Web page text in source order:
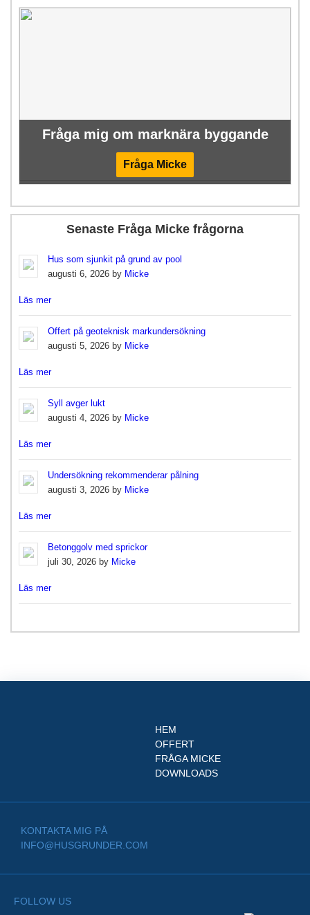
Fråga mig om marknära byggande
Fråga Micke
Senaste Fråga Micke frågorna
Hus som sjunkit på grund av pool
augusti 6, 2026 by Micke
Läs mer
Offert på geoteknisk markundersökning
augusti 5, 2026 by Micke
Läs mer
Syll avger lukt
augusti 4, 2026 by Micke
Läs mer
Undersökning rekommenderar pålning
augusti 3, 2026 by Micke
Läs mer
Betonggolv med sprickor
juli 30, 2026 by Micke
Läs mer
HEM
OFFERT
FRÅGA MICKE
DOWNLOADS
KONTAKTA MIG PÅ
INFO@HUSGRUNDER.COM
FOLLOW US